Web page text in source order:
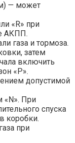
— может
«R» при
АКПП.
газа и тормоза.
затем
включить
«P».
допустимой
«N». При
спуска
коробки.
при